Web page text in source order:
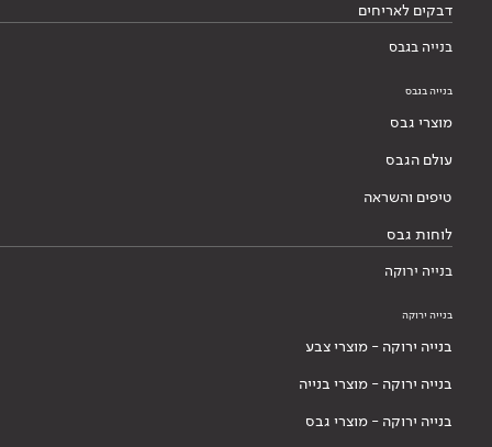
דבקים לאריחים
בנייה בגבס
בנייה בגבס
מוצרי גבס
עולם הגבס
טיפים והשראה
לוחות גבס
בנייה ירוקה
בנייה ירוקה
בנייה ירוקה - מוצרי צבע
בנייה ירוקה - מוצרי בנייה
בנייה ירוקה - מוצרי גבס